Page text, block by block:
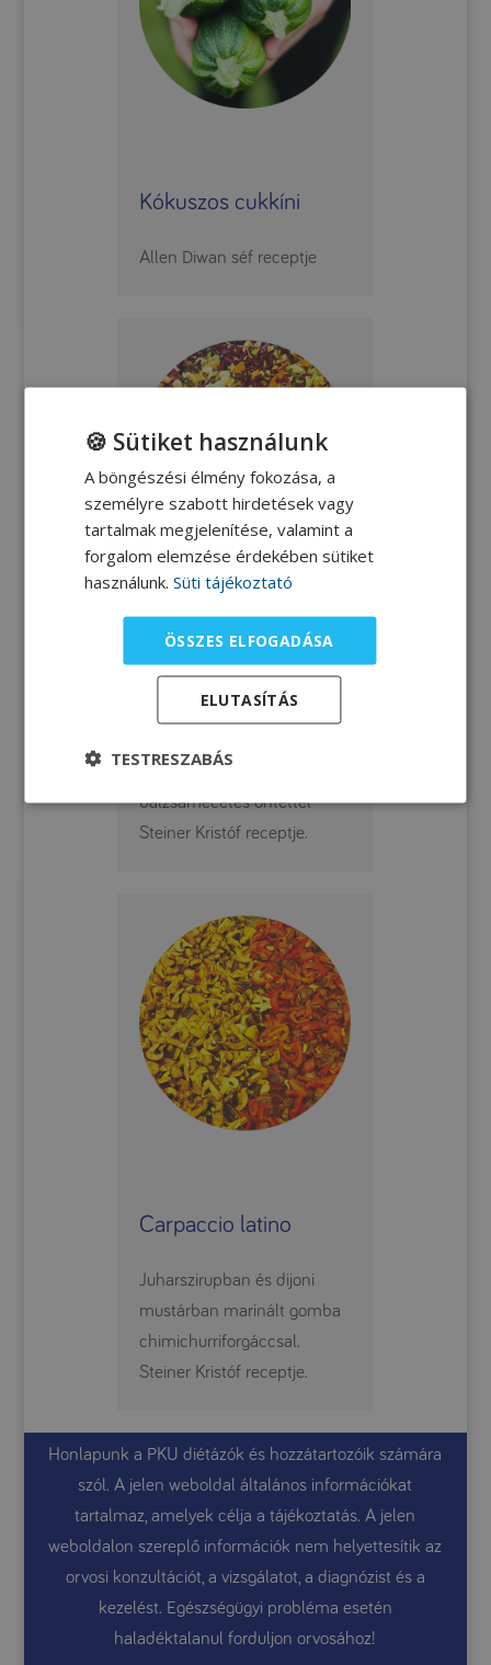
Kókuszos cukkíni
Allen Diwan séf receptje
Lilakáposzta és
édeskömény saláta
balzsamecetes öntettel
Steiner Kristóf receptje.
Carpaccio latino
Juharszirupban és dijoni
mustárban marinált gomba
chimichurriforgáccsal.
Steiner Kristóf receptje.
Honlapunk a PKU diétázók és hozzátartozóik számára
szól. A jelen weboldal általános információkat
tartalmaz, amelyek célja a tájékoztatás. A jelen
weboldalon szereplő információk nem helyettesítik az
orvosi konzultációt, a vizsgálatot, a diagnózist és a
kezelést. Egészségügyi probléma esetén
haladéktalanul forduljon orvosához!
🍪 Sütiket használunk
A böngészési élmény fokozása, a
személyre szabott hirdetések vagy
tartalmak megjelenítése, valamint a
forgalom elemzése érdekében sütiket
használunk. Süti tájékoztató
ÖSSZES ELFOGADÁSA
ELUTASÍTÁS
TESTRESZABÁS